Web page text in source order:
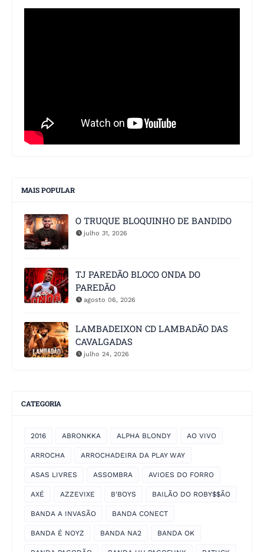
MAIS POPULAR
O TRUQUE BLOQUINHO DE BANDIDO
julho 31, 2026
TJ PAREDÃO BLOCO ONDA DO
PAREDÃO
agosto 06, 2026
LAMBADEIXON CD LAMBADÃO DAS
CAVALGADAS
julho 24, 2026
CATEGORIA
2016 ABRONKKA ALPHA BLONDY AO VIVO
ARROCHA ARROCHADEIRA DA PLAY WAY
ASAS LIVRES ASSOMBRA AVIOES DO FORRO
AXÉ AZZEVIXE B'BOYS BAILÃO DO ROBY$$ÃO
BANDA A INVASÃO BANDA CONECT
BANDA É NOYZ BANDA NA2 BANDA OK